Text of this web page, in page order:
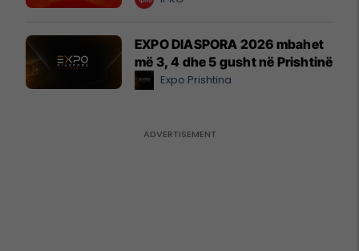
EXPO DIASPORA 2026 mbahet
më 3, 4 dhe 5 gusht në Prishtinë
Expo Prishtina